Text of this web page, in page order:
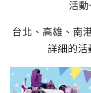
活動
台北、高雄、南
詳細的活